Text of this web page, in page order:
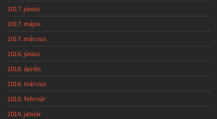
2017. június
2017. május
2017. március
2016. június
2016. április
2016. március
2016. február
2016. január